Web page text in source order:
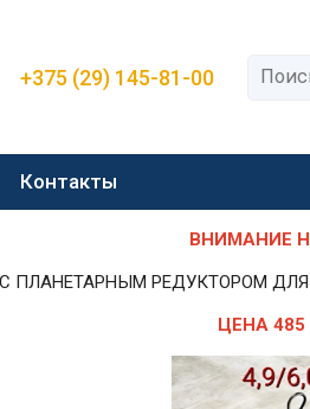
+375 (29) 145-81-00
Контакты
ВНИМАНИЕ
ПЛАНЕТАРНЫМ РЕДУКТОРОМ ДЛЯ
ЦЕНА